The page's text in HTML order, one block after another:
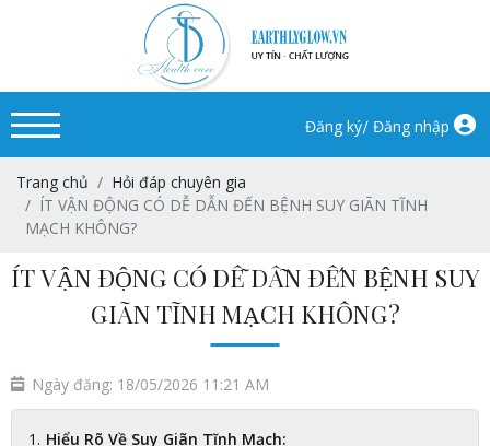
Đăng ký/ Đăng nhập
Trang chủ
Hỏi đáp chuyên gia
ÍT VẬN ĐỘNG CÓ DỄ DẪN ĐẾN BỆNH SUY GIÃN TĨNH
MẠCH KHÔNG?
ÍT VẬN ĐỘNG CÓ DỄ DẪN ĐẾN BỆNH SUY
GIÃN TĨNH MẠCH KHÔNG?
Ngày đăng: 18/05/2026 11:21 AM
Hiểu Rõ Về Suy Giãn Tĩnh Mạch: